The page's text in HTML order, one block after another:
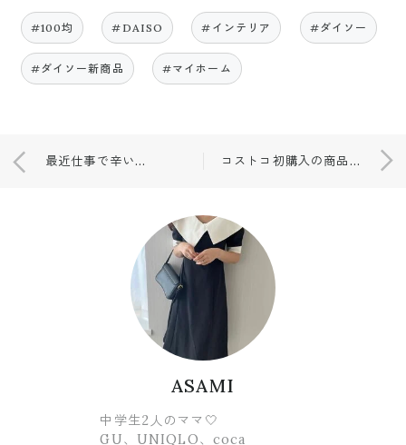
#100均 #DAISO #インテリア #ダイソー
#ダイソー新商品 #マイホーム
最近仕事で辛いこと！ コストコ初購入の商品💓
ASAMI
中学生2人のママ🤍
GU、UNIQLO、coca